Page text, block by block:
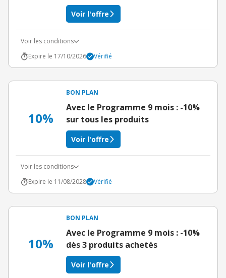
Voir l'offre
Voir les conditions
Expire le 17/10/2026
Vérifié
10%
BON PLAN
Avec le Programme 9 mois : -10%
sur tous les produits
Voir l'offre
Voir les conditions
Expire le 11/08/2028
Vérifié
10%
BON PLAN
Avec le Programme 9 mois : -10%
dès 3 produits achetés
Voir l'offre